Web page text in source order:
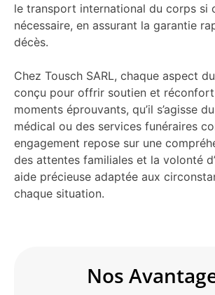
le transport international du corps si
nécessaire, en assurant la garantie
décès.
Chez Tousch SARL, chaque aspect
conçu pour offrir soutien et
moments éprouvants, qu’il s’agisse
médical ou des services funéraires
engagement repose sur une
des attentes familiales et la volonté
aide précieuse adaptée aux
chaque situation.
Nos